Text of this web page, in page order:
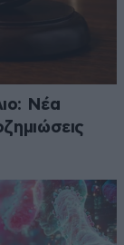
Νέα